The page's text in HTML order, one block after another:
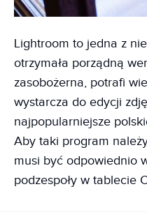
Lightroom to jedna z
otrzymała porządną
zasobożerna, potrafi
wystarcza do edycji
najpopularniejsze
Aby taki program
musi być odpowiednio
podzespoły w tablecie